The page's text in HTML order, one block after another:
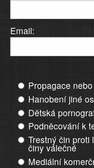
Email:
Propagace
Hanobení jiné
Dětská
Podněcování k
Trestný čin proti
činy válečné
Mediální